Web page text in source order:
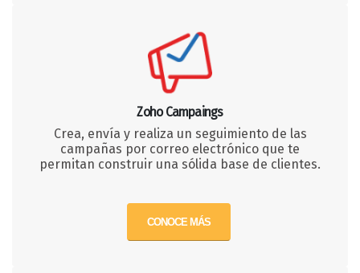
Zoho Campaings
Crea, envía y realiza un seguimiento de las
campañas por correo electrónico que te
permitan construir una sólida base de clientes.
CONOCE MÁS